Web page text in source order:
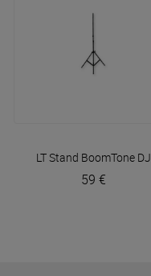
LT Stand BoomTone DJ
59 €